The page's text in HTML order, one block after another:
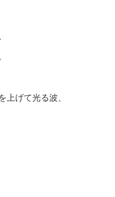
上げて光る波、